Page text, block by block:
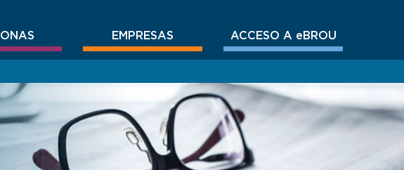
EMPRESAS ACCESO A eBROU